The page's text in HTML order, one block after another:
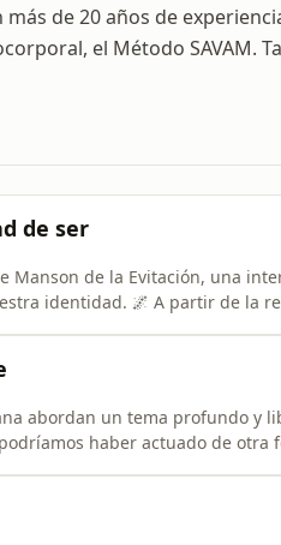
de 20 años de
el Método SAVAM.
de ser
Manson de la Evitación, una
identidad. 🌌 A partir de la
abordan un tema profundo y
haber actuado de otra